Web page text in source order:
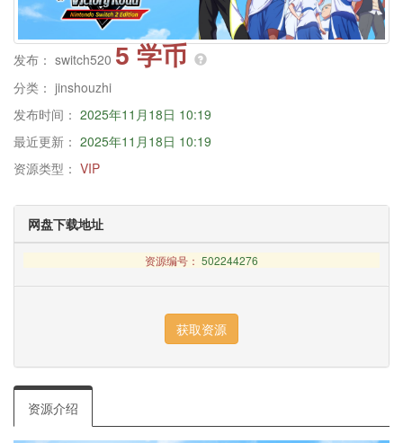
发布： switch520 5 学币
分类： jinshouzhi
发布时间： 2025年11月18日 10:19
最近更新： 2025年11月18日 10:19
资源类型： VIP
网盘下载地址
资源编号： 502244276
资源介绍